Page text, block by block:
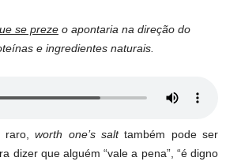
se preze o apontaria na direção do
e ingredientes naturais.
raro,worth one’s salttambém pode ser
dizer que alguém “vale a pena”, “é digno